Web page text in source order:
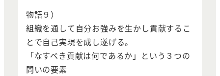
物語９）
組織を通して自分お強みを生かし貢献するこ
とで自己実現を成し遂げる。
「なすべき貢献は何であるか」という３つの
問いの要素